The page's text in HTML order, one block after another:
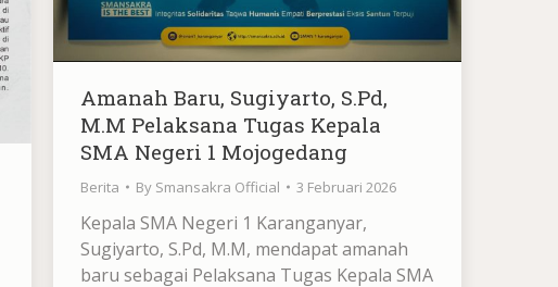
Amanah Baru, Sugiyarto, S.Pd,
M.M Pelaksana Tugas Kepala
SMA Negeri 1 Mojogedang
Berita By Smansakra Official 3 Februari 2026
Kepala SMA Negeri 1 Karanganyar,
Sugiyarto, S.Pd, M.M, mendapat amanah
baru sebagai Pelaksana Tugas Kepala SMA